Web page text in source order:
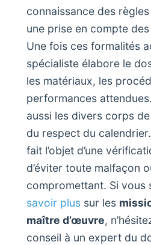
connaissance des règles
une prise en compte
Une fois ces formalités
spécialiste élabore le
les matériaux, les
performances
aussi les divers corps de
du respect du
fait l’objet d’une
d’éviter toute malfaçon
compromettant. Si vous
savoir plus sur les
maître d’œuvre,
conseil à un expert du